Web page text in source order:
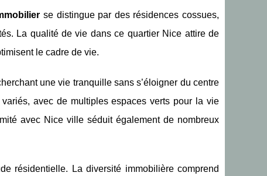
se distingue par des résidences cossues,
La qualité de vie dans ce quartier Nice attire de
le cadre de vie.
une vie tranquille sans s’éloigner du centre
avec de multiples espaces verts pour la vie
avec Nice ville séduit également de nombreux
résidentielle. La diversité immobilière comprend